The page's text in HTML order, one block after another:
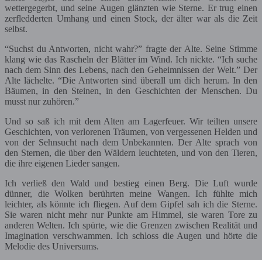
wettergegerbt, und seine Augen glänzten wie Sterne. Er trug einen
zerfledderten Umhang und einen Stock, der älter war als die Zeit
selbst.
“Suchst du Antworten, nicht wahr?” fragte der Alte. Seine Stimme
klang wie das Rascheln der Blätter im Wind. Ich nickte. “Ich suche
nach dem Sinn des Lebens, nach den Geheimnissen der Welt.” Der
Alte lächelte. “Die Antworten sind überall um dich herum. In den
Bäumen, in den Steinen, in den Geschichten der Menschen. Du
musst nur zuhören.”
Und so saß ich mit dem Alten am Lagerfeuer. Wir teilten unsere
Geschichten, von verlorenen Träumen, von vergessenen Helden und
von der Sehnsucht nach dem Unbekannten. Der Alte sprach von
den Sternen, die über den Wäldern leuchteten, und von den Tieren,
die ihre eigenen Lieder sangen.
Ich verließ den Wald und bestieg einen Berg. Die Luft wurde
dünner, die Wolken berührten meine Wangen. Ich fühlte mich
leichter, als könnte ich fliegen. Auf dem Gipfel sah ich die Sterne.
Sie waren nicht mehr nur Punkte am Himmel, sie waren Tore zu
anderen Welten. Ich spürte, wie die Grenzen zwischen Realität und
Imagination verschwammen. Ich schloss die Augen und hörte die
Melodie des Universums.